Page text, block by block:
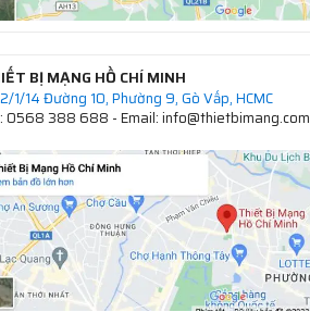
BỊ MẠNG HỒ CHÍ MINH
2/1/14 Đường 10, Phường 9, Gò Vấp, HCMC
0568 388 688 - Email: info@thietbimang.com